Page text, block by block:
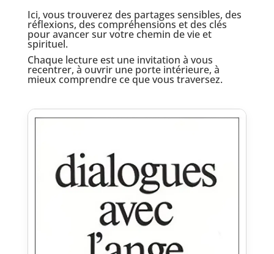
Ici, vous trouverez des partages sensibles, des
réflexions, des compréhensions et des clés
pour avancer sur votre chemin de vie et
spirituel.
Chaque lecture est une invitation à vous
recentrer, à ouvrir une porte intérieure, à
mieux comprendre ce que vous traversez.